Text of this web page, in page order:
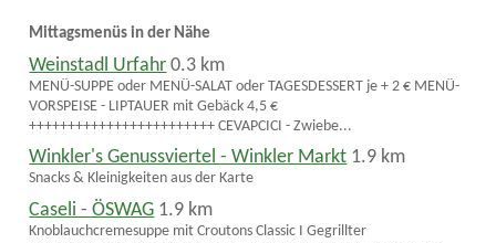
Mittagsmenüs in der Nähe
Weinstadl Urfahr 0.3 km
MENÜ-SUPPE oder MENÜ-SALAT oder TAGESDESSERT je + 2 € MENÜ-
VORSPEISE - LIPTAUER mit Gebäck 4,5 €
++++++++++++++++++++++++ CEVAPCICI - Zwiebe...
Winkler's Genussviertel - Winkler Markt 1.9 km
Snacks & Kleinigkeiten aus der Karte
Caseli - ÖSWAG 1.9 km
Knoblauchcremesuppe mit Croutons Classic I Gegrillter